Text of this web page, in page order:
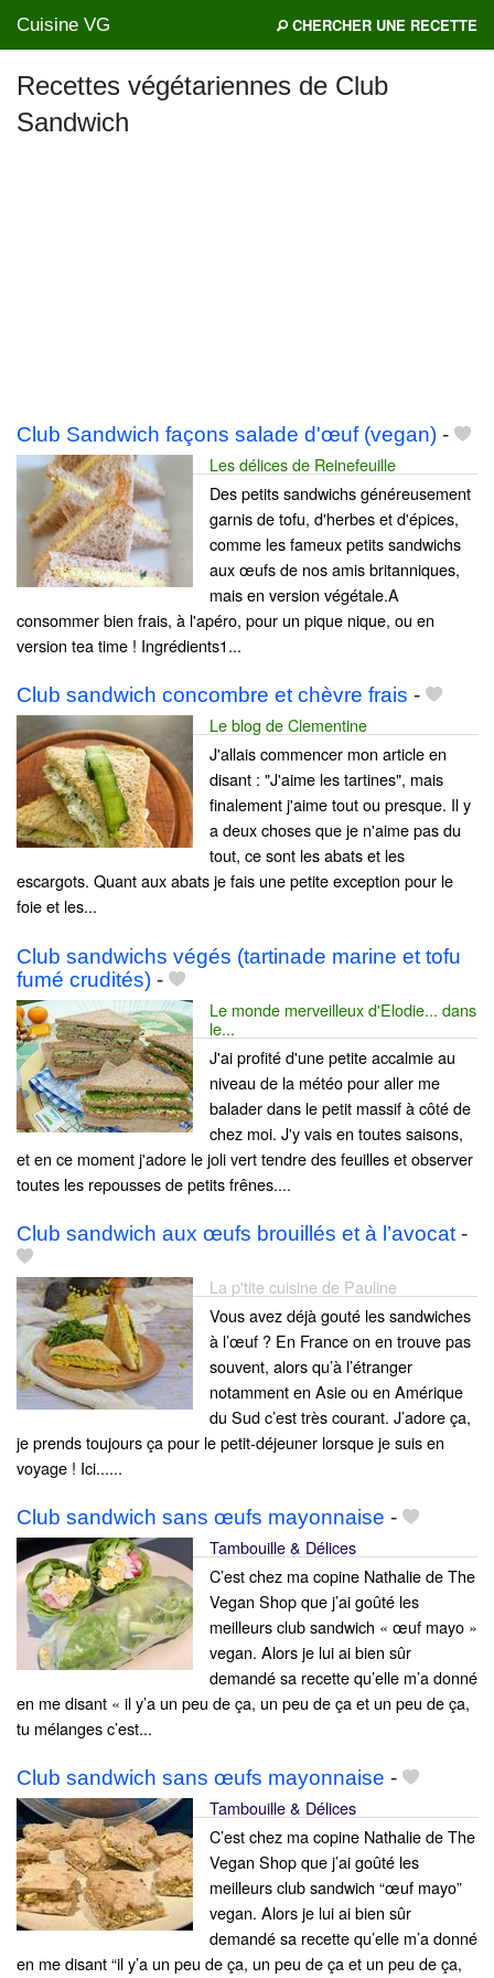
Cuisine VG CHERCHER UNE RECETTE
Recettes végétariennes de Club
Sandwich
Club Sandwich façons salade d'œuf (vegan) -
Les délices de Reinefeuille
Des petits sandwichs généreusement
garnis de tofu, d'herbes et d'épices,
comme les fameux petits sandwichs
aux œufs de nos amis britanniques,
mais en version végétale.A
consommer bien frais, à l'apéro, pour un pique nique, ou en
version tea time ! Ingrédients1...
Club sandwich concombre et chèvre frais -
Le blog de Clementine
J'allais commencer mon article en
disant : "J'aime les tartines", mais
finalement j'aime tout ou presque. Il y
a deux choses que je n'aime pas du
tout, ce sont les abats et les
escargots. Quant aux abats je fais une petite exception pour le
foie et les...
Club sandwichs végés (tartinade marine et tofu
fumé crudités) -
Le monde merveilleux d'Elodie... dans
le...
J'ai profité d'une petite accalmie au
niveau de la météo pour aller me
balader dans le petit massif à côté de
chez moi. J'y vais en toutes saisons,
et en ce moment j'adore le joli vert tendre des feuilles et observer
toutes les repousses de petits frênes....
Club sandwich aux œufs brouillés et à l’avocat -
La p'tite cuisine de Pauline
Vous avez déjà gouté les sandwiches
à l’œuf ? En France on en trouve pas
souvent, alors qu’à l’étranger
notamment en Asie ou en Amérique
du Sud c’est très courant. J’adore ça,
je prends toujours ça pour le petit-déjeuner lorsque je suis en
voyage ! Ici......
Club sandwich sans œufs mayonnaise -
Tambouille & Délices
C’est chez ma copine Nathalie de The
Vegan Shop que j’ai goûté les
meilleurs club sandwich « œuf mayo »
vegan. Alors je lui ai bien sûr
demandé sa recette qu’elle m’a donné
en me disant « il y’a un peu de ça, un peu de ça et un peu de ça,
tu mélanges c’est...
Club sandwich sans œufs mayonnaise -
Tambouille & Délices
C’est chez ma copine Nathalie de The
Vegan Shop que j’ai goûté les
meilleurs club sandwich “œuf mayo”
vegan. Alors je lui ai bien sûr
demandé sa recette qu’elle m’a donné
en me disant “il y’a un peu de ça, un peu de ça et un peu de ça,